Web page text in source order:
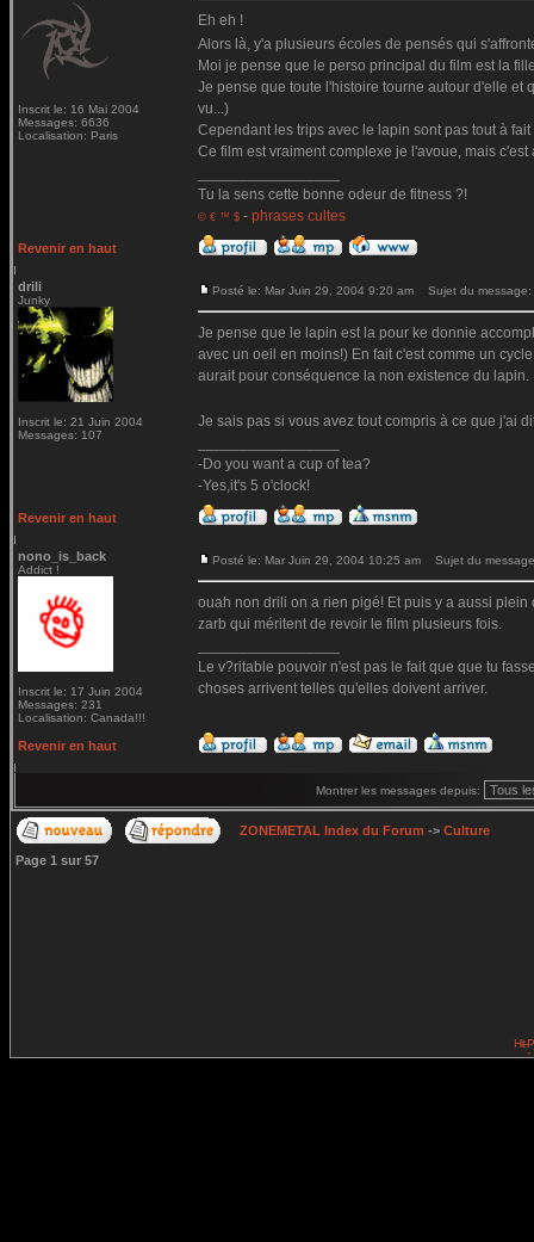
Inscrit le: 16 Mai 2004
Messages: 6636
Localisation: Paris
Eh eh !
Alors là, y'a plusieurs écoles de pensés qui
Moi je pense que le perso principal du film est la
Je pense que toute l'histoire tourne autour d'elle et
vu...)
Cependant les trips avec le lapin sont pas tout à
Ce film est vraiment complexe je l'avoue, mais
Tu la sens cette bonne odeur de fitness ?!
© € ™ $ - phrases cultes
Revenir en haut
drili
Junky
Inscrit le: 21 Juin 2004
Messages: 107
Posté le: Mar Juin 29, 2004 9:20 am Sujet du message:
Je pense que le lapin est la pour ke donnie
avec un oeil en moins!) En fait c'est comme un
aurait pour conséquence la non existence du lapin.
Je sais pas si vous avez tout compris à ce que j'ai
-Do you want a cup of tea?
-Yes,it's 5 o'clock!
Revenir en haut
nono_is_back
Addict !
Inscrit le: 17 Juin 2004
Messages: 231
Localisation: Canada!!!
Posté le: Mar Juin 29, 2004 10:25 am Sujet du
ouah non drili on a rien pigé! Et puis y a aussi
zarb qui méritent de revoir le film plusieurs fois.
Le v?ritable pouvoir n'est pas le fait que que tu
choses arrivent telles qu'elles doivent arriver.
Revenir en haut
Montrer les messages depuis:
ZONEMETAL Index du Forum -> Culture
Page 1 sur 57